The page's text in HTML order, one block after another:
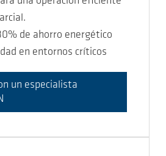
de ahorro energético
en entornos críticos
un especialista